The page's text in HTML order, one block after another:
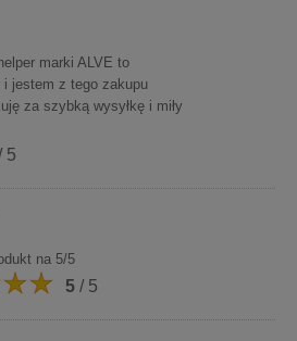
marki ALVE to
i jestem z tego zakupu
za szybką wysyłkę i miły
5
na 5/5
5 / 5